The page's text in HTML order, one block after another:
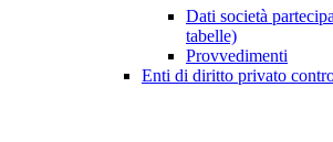
Dati società
tabelle)
Provvedimenti
Enti di diritto privato